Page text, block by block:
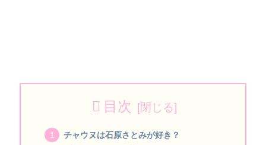
目次
チャウヌは石原さとみが好き？